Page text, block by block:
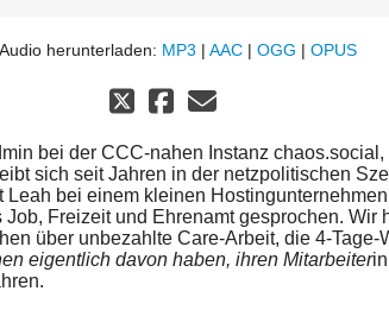
Audio herunterladen: MP3 | AAC | OGG | OPUS
bei der CCC-nahen Instanz chaos.social,
sich seit Jahren in der netzpolitischen
Leah bei einem kleinen
Job, Freizeit und Ehrenamt gesprochen. Wir
über unbezahlte Care-Arbeit, die 4-Tage-
eigentlich davon haben, ihren Mitarbeiter